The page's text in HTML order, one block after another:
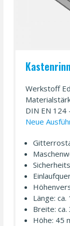
Werkstoff
DIN EN 124
Neue
Länge:
Breite: ca.
Höhe: 45